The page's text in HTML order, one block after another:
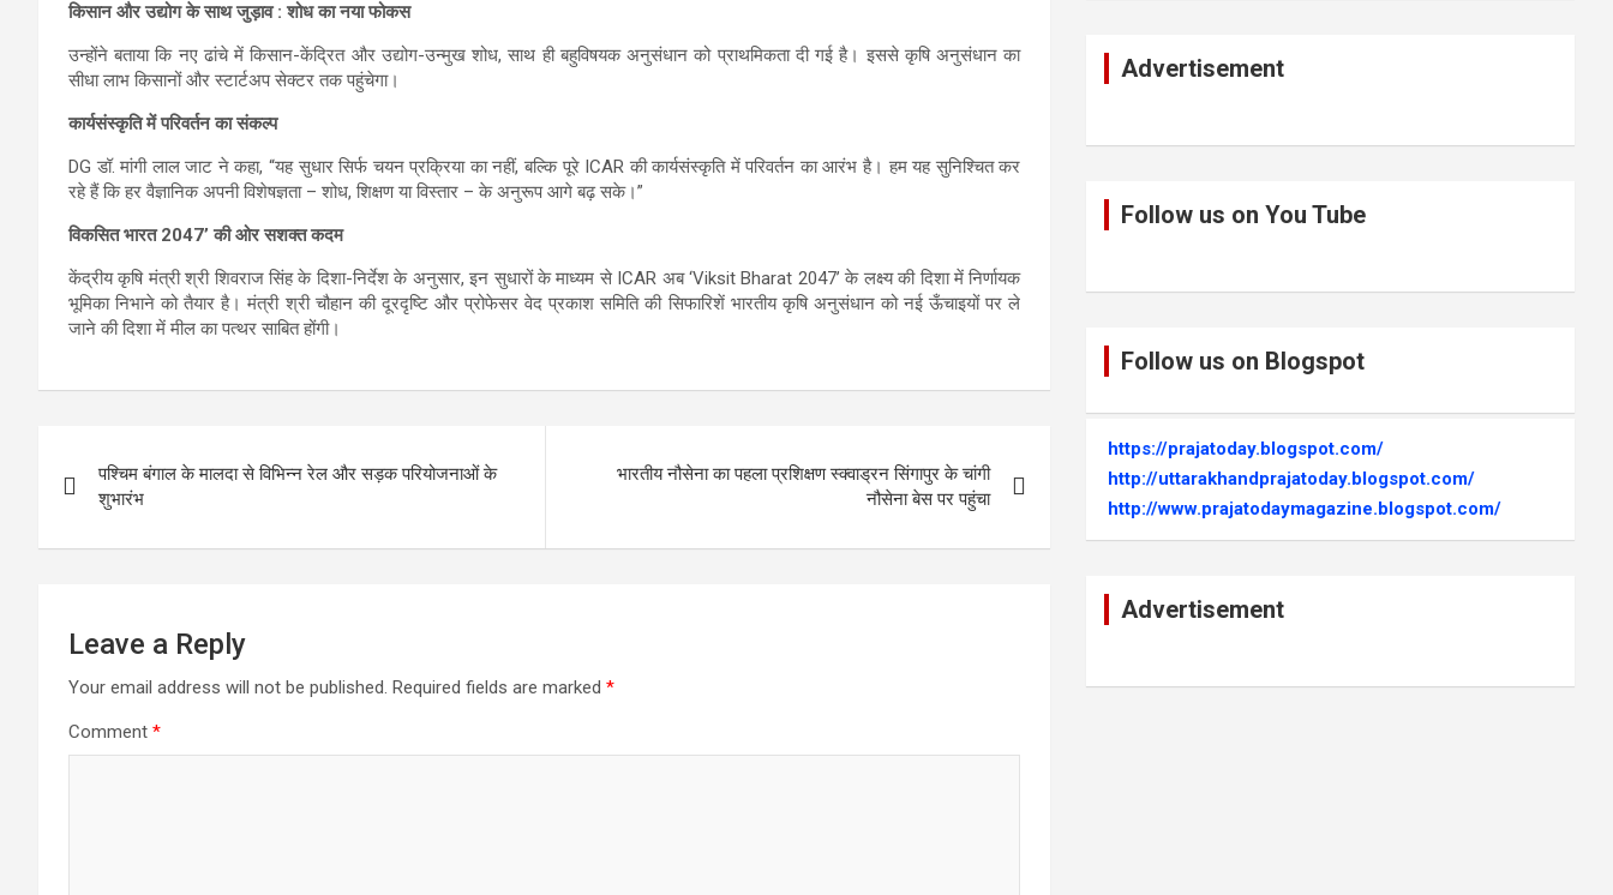
किसान और उद्योग के साथ जुड़ाव : शोध का नया फोकस
उन्होंने बताया कि नए ढांचे में किसान-केंद्रित और उद्योग-उन्मुख शोध, साथ ही बहुविषयक अनुसंधान को प्राथमिकता दी गई है। इससे कृषि अनुसंधान का
सीधा लाभ किसानों और स्टार्टअप सेक्टर तक पहुंचेगा।
कार्यसंस्कृति में परिवर्तन का संकल्प
DG डॉ. मांगी लाल जाट ने कहा, “यह सुधार सिर्फ चयन प्रक्रिया का नहीं, बल्कि पूरे ICAR की कार्यसंस्कृति में परिवर्तन का आरंभ है। हम यह सुनिश्चित कर
रहे हैं कि हर वैज्ञानिक अपनी विशेषज्ञता – शोध, शिक्षण या विस्तार – के अनुरूप आगे बढ़ सके।”
विकसित भारत 2047’ की ओर सशक्त कदम
केंद्रीय कृषि मंत्री श्री शिवराज सिंह के दिशा-निर्देश के अनुसार, इन सुधारों के माध्यम से ICAR अब ‘Viksit Bharat 2047’ के लक्ष्य की दिशा में निर्णायक
भूमिका निभाने को तैयार है। मंत्री श्री चौहान की दूरदृष्टि और प्रोफेसर वेद प्रकाश समिति की सिफारिशें भारतीय कृषि अनुसंधान को नई ऊँचाइयों पर ले
जाने की दिशा में मील का पत्थर साबित होंगी।
navigation
पश्चिम बंगाल के मालदा से विभिन्न रेल और सड़क परियोजनाओं के
शुभारंभ
भारतीय नौसेना का पहला प्रशिक्षण स्क्वाड्रन सिंगापुर के चांगी
नौसेना बेस पर पहुंचा
Leave a Reply
Your email address will not be published. Required fields are marked *
Comment *
Advertisement
Follow us on You Tube
Follow us on Blogspot
https://prajatoday.blogspot.com/
http://uttarakhandprajatoday.blogspot.com/
http://www.prajatodaymagazine.blogspot.com/
Advertisement